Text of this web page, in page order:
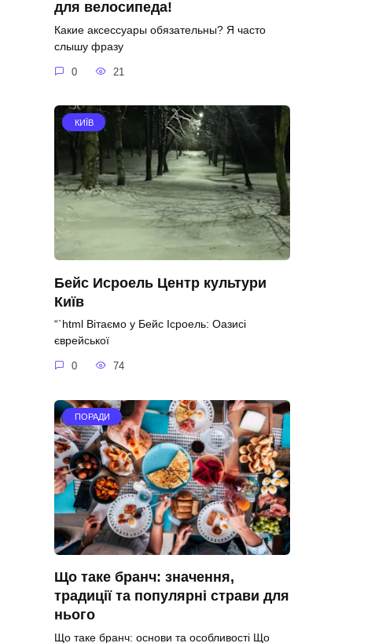
для велосипеда!
Какие аксессуары обязательны? Я часто
слышу фразу
0 21
КИЇВ
Бейс Исроель Центр культури
Київ
“`html Вітаємо у Бейс Ісроель: Оазисі
єврейської
0 74
ПОРАДИ
Що таке бранч: значення,
традиції та популярні страви для
нього
Що таке бранч: основи та особливості Що